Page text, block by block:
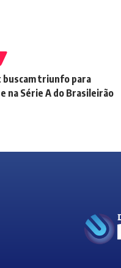
buscam triunfo para
na Série A do Brasileirão